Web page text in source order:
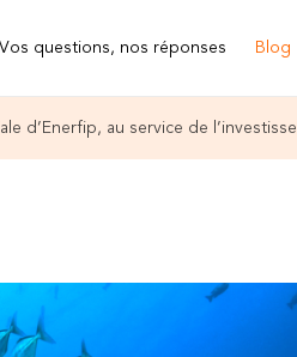
Vos questions, nos réponses Blog
d’Enerfip, au service de